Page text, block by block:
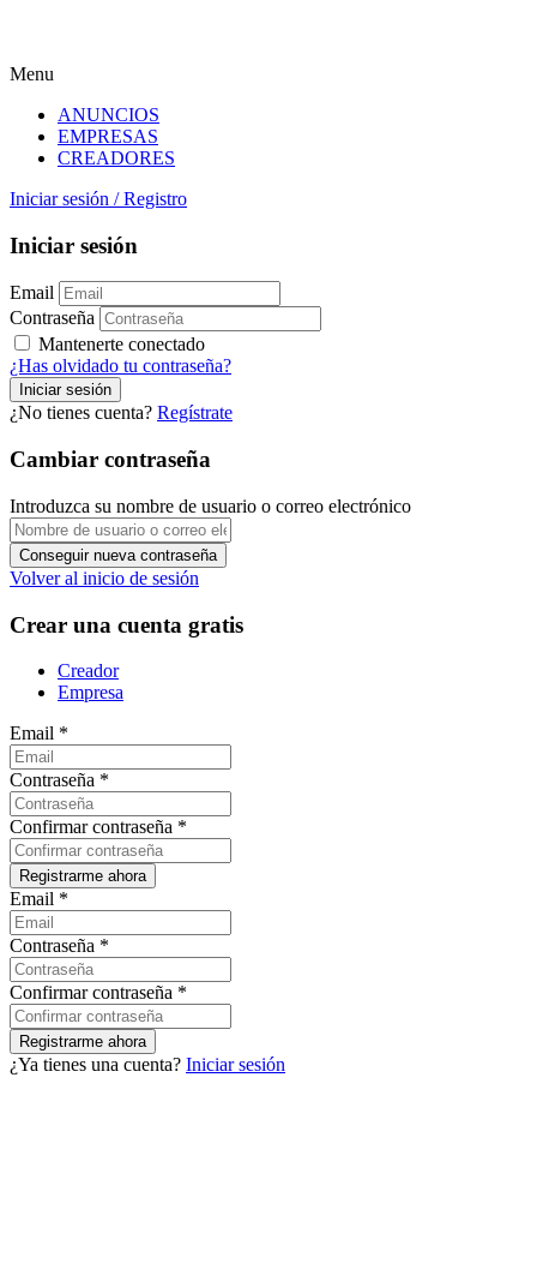
Menu
ANUNCIOS
EMPRESAS
CREADORES
Iniciar sesión / Registro
Iniciar sesión
Email
Contraseña
Mantenerte conectado
¿Has olvidado tu contraseña?
¿No tienes cuenta? Regístrate
Cambiar contraseña
Introduzca su nombre de usuario o correo electrónico
Volver al inicio de sesión
Crear una cuenta gratis
Creador
Empresa
Email *
Contraseña *
Confirmar contraseña *
Email *
Contraseña *
Confirmar contraseña *
¿Ya tienes una cuenta? Iniciar sesión